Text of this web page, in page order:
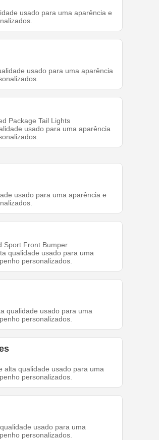
usado para uma aparência e
usado para uma aparência
Package Tail Lights
usado para uma aparência
usado para uma aparência e
Sport Front Bumper
qualidade usado para uma
personalizados.
qualidade usado para uma
personalizados.
alta qualidade usado para uma
personalizados.
usado para uma
personalizados.